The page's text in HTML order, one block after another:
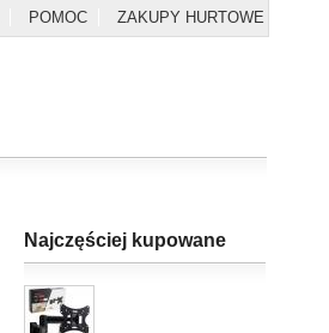
POMOC ZAKUPY HURTOWE
Najczęściej kupowane